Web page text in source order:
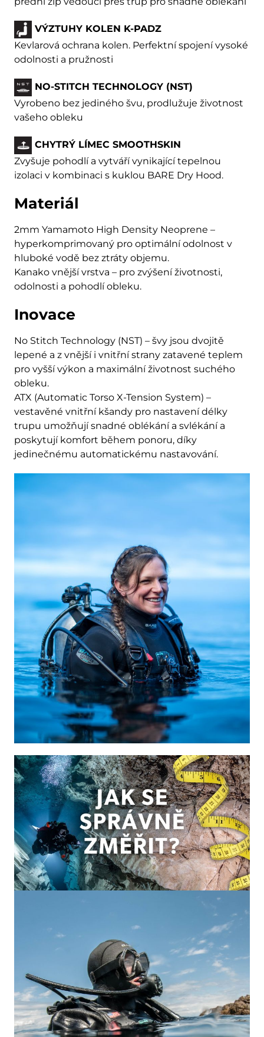
VÝZTUHY KOLEN K-PADZ
Kevlarová ochrana kolen. Perfektní spojení vysoké
odolnosti a pružnosti
NO-STITCH TECHNOLOGY (NST)
Vyrobeno bez jediného švu, prodlužuje životnost
vašeho obleku
CHYTRÝ LÍMEC SMOOTHSKIN
Zvyšuje pohodlí a vytváří vynikající tepelnou
izolaci v kombinaci s kuklou BARE Dry Hood.
Materiál
2mm Yamamoto High Density Neoprene –
hyperkomprimovaný pro optimální odolnost v
hluboké vodě bez ztráty objemu.
Kanako vnější vrstva – pro zvýšení životnosti,
odolnosti a pohodlí obleku.
Inovace
No Stitch Technology (NST) – švy jsou dvojitě
lepené a z vnější i vnitřní strany zatavené teplem
pro vyšší výkon a maximální životnost suchého
obleku.
ATX (Automatic Torso X-Tension System) –
vestavěné vnitřní kšandy pro nastavení délky
trupu umožňují snadné oblékání a svlékání a
poskytují komfort během ponoru, díky
jedinečnému automatickému nastavování.